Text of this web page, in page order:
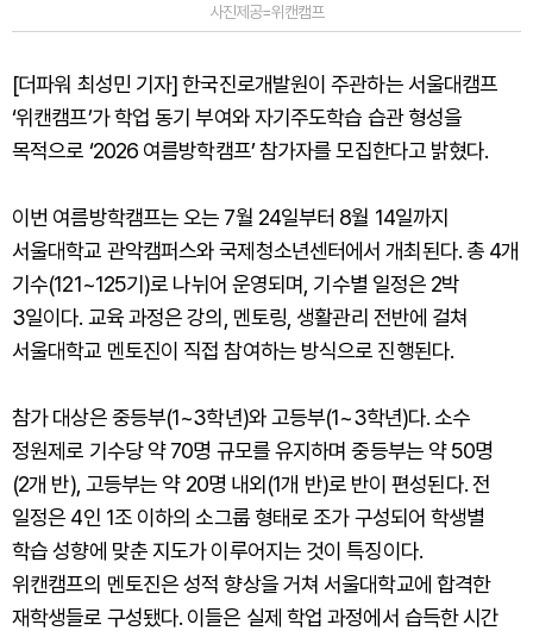
사진제공=위캔캠프
[더파워 최성민 기자] 한국진로개발원이 주관하는 서울대캠프
‘위캔캠프’가 학업 동기 부여와 자기주도학습 습관 형성을
목적으로 ‘2026 여름방학캠프’ 참가자를 모집한다고 밝혔다.
이번 여름방학캠프는 오는 7월 24일부터 8월 14일까지
서울대학교 관악캠퍼스와 국제청소년센터에서 개최된다. 총 4개
기수(121~125기)로 나뉘어 운영되며, 기수별 일정은 2박
3일이다. 교육 과정은 강의, 멘토링, 생활관리 전반에 걸쳐
서울대학교 멘토진이 직접 참여하는 방식으로 진행된다.
참가 대상은 중등부(1~3학년)와 고등부(1~3학년)다. 소수
정원제로 기수당 약 70명 규모를 유지하며 중등부는 약 50명
(2개 반), 고등부는 약 20명 내외(1개 반)로 반이 편성된다. 전
일정은 4인 1조 이하의 소그룹 형태로 조가 구성되어 학생별
학습 성향에 맞춘 지도가 이루어지는 것이 특징이다.
위캔캠프의 멘토진은 성적 향상을 거쳐 서울대학교에 합격한
재학생들로 구성됐다. 이들은 실제 학업 과정에서 습득한 시간